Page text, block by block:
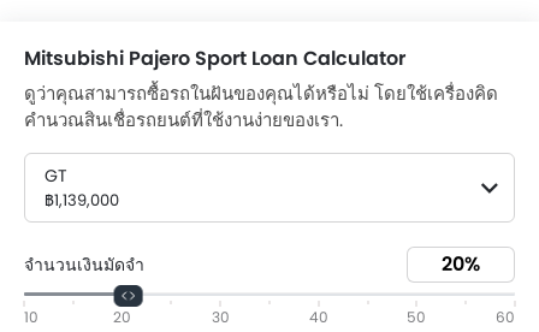
Mitsubishi Pajero Sport Loan Calculator
ดูว่าคุณสามารถซื้อรถในฝันของคุณได้หรือไม่ โดยใช้เครื่องคิด
คำนวณสินเชื่อรถยนต์ที่ใช้งานง่ายของเรา.
GT
฿1,139,000
จำนวนเงินมัดจำ
10 20 30 40 50 60